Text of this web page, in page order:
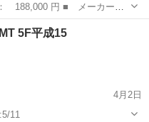
レード名： Ｂターボ ■
ッション： AT4速 ■ ...
5F平成15
4月2日
11